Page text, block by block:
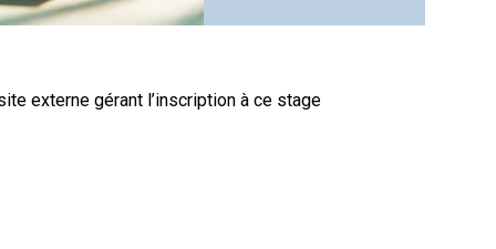
externe gérant l’inscription à ce stage